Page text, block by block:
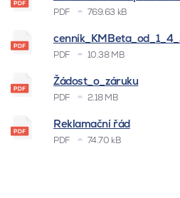
PDF 769.63 kB
PDF 10.38 MB
Žádost_o_záruku
PDF 2.18 MB
Reklamační řád
PDF 74.70 kB